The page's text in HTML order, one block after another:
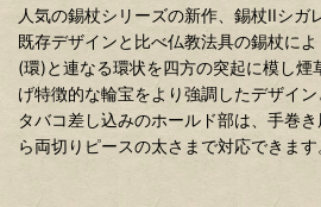
人気の錫杖シリーズの新作、錫杖IIシガ
既存デザインと比べ仏教法具の錫杖に
(環)と連なる環状を四方の突起に模し煙
げ特徴的な輪宝をより強調したデザイン
タバコ差し込みのホールド部は、手巻
ら両切りピースの太さまで対応できます